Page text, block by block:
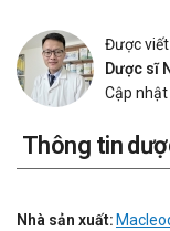
Được
Dược sĩ
Cập
Thông tin
Nhà sản xuất: